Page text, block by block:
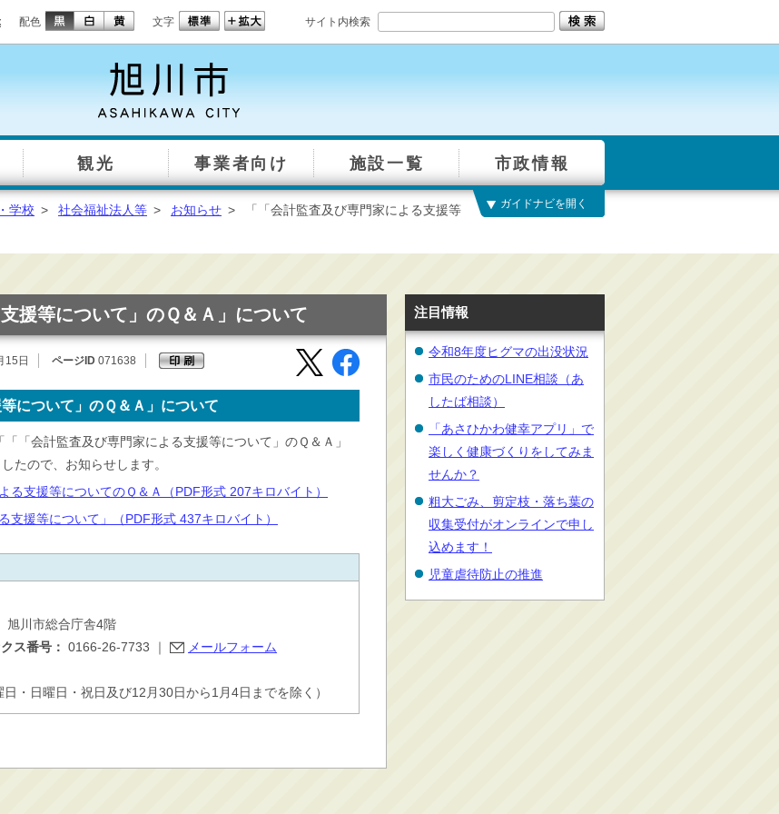
配色 文字 サイト内検索
観光 事業者向け 施設一覧 市政情報
ガイドナビを開く
学校 > 社会福祉法人等 > お知らせ >
「「会計監査及び専門家による支援等
援等について」のＱ＆Ａ」について
15日 ページID 071638
について」のＱ＆Ａ」について
「会計監査及び専門家による支援等について」のＱ＆Ａ」
たので、お知らせします。
る支援等についてのＱ＆Ａ（PDF形式 207キロバイト）
支援等について」（PDF形式 437キロバイト）
川市総合庁舎4階
ス番号： 0166-26-7733 ｜
メールフォーム
・日曜日・祝日及び12月30日から1月4日までを除く）
注目情報
令和8年度ヒグマの出没状況
市民のためのLINE相談（あ
したば相談）
「あさひかわ健幸アプリ」で
楽しく健康づくりをしてみま
せんか？
粗大ごみ、剪定枝・落ち葉の
収集受付がオンラインで申し
込めます！
児童虐待防止の推進